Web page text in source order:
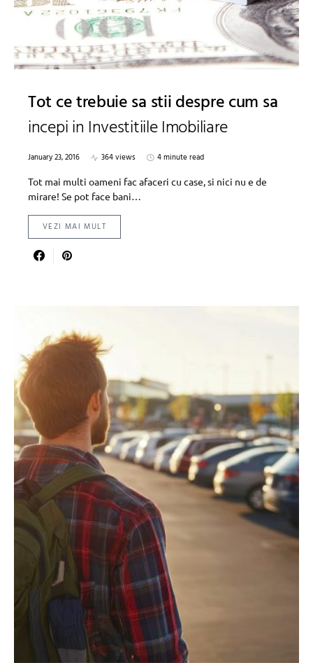
Tot ce trebuie sa stii despre cum sa
incepi in Investitiile Imobiliare
January 23, 2016 364 views
4 minute read
Tot mai multi oameni fac afaceri cu case, si nici nu e de
mirare! Se pot face bani…
VEZI MAI MULT